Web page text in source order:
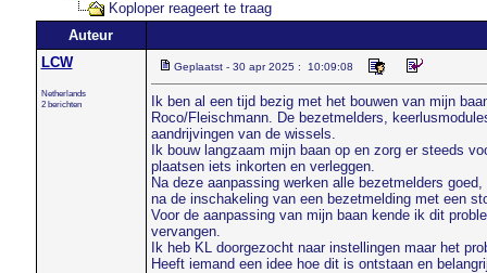
Koploper reageert te traag
Auteur
LCW
Netherlands
2 berichten
Geplaatst - 30 apr 2025 : 10:09:08
Ik ben al een tijd bezig met het bouwen van mijn
Roco/Fleischmann. De bezetmelders,
aandrijvingen van de wissels.
Ik bouw langzaam mijn baan op en zorg er steeds
plaatsen iets inkorten en verleggen.
Na deze aanpassing werken alle bezetmelders
na de inschakeling van een bezetmelding met een
Voor de aanpassing van mijn baan kende ik dit
vervangen.
Ik heb KL doorgezocht naar instellingen maar het
Heeft iemand een idee hoe dit is ontstaan en